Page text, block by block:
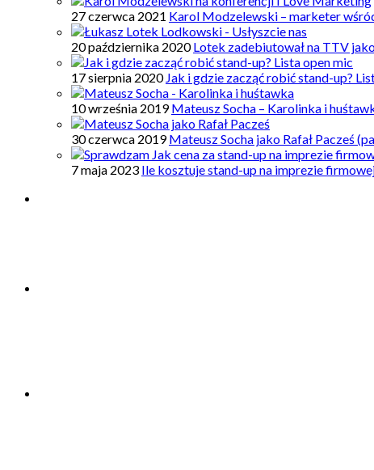
27 czerwca 2021 Karol Modzelewski – marketer
20 października 2020 Lotek zadebiutował na TTV
17 sierpnia 2020 Jak i gdzie zacząć robić stand-up?
10 września 2019 Mateusz Socha – Karolinka i
30 czerwca 2019 Mateusz Socha jako Rafał Pacześ
7 maja 2023 Ile kosztuje stand-up na imprezie